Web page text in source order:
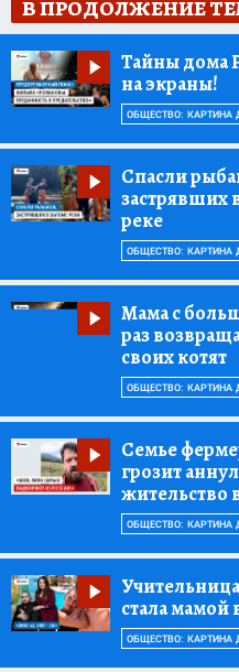
В ПРОДОЛЖЕНИЕ
Тайны дома
на экраны!
ОБЩЕСТВО: КАРТИНА
Спасли
застрявших
реке
ОБЩЕСТВО: КАРТИНА
Мама с
раз
своих котят
ОБЩЕСТВО: КАРТИНА
Семье
грозит
жительство
ОБЩЕСТВО: КАРТИНА
стала мамой
ОБЩЕСТВО: КАРТИНА